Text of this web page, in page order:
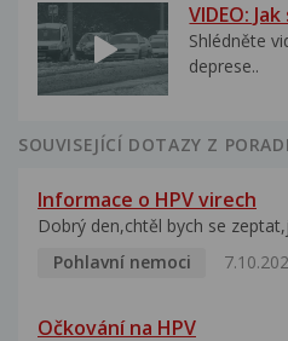
VIDEO:
Shlédněte
deprese..
SOUVISEJÍCÍ DOTAZY Z
Informace o HPV virech
Dobrý den,chtěl bych se
Pohlavní nemoci
Očkování na HPV